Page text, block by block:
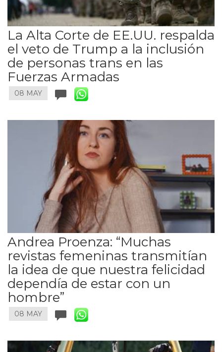
La Alta Corte de EE.UU. respalda
el veto de Trump a la inclusión
de personas trans en las
Fuerzas Armadas
08 MAY
Andrea Proenza: “Muchas
revistas femeninas transmitían
la idea de que nuestra felicidad
dependía de estar con un
hombre”
08 MAY